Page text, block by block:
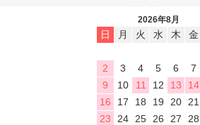
2026年8月
日 月 火 水 木 金
2
3 4 5 6 7
9
10 11 12 13 14
16
17 18 19 20 21
23
24 25 26 27 28